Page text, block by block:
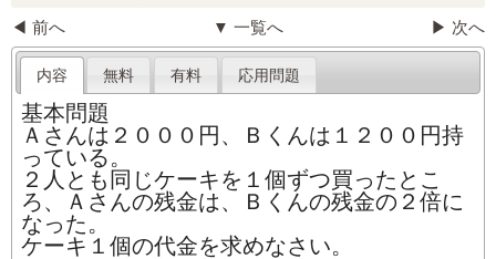
◀ 前へ ▼ 一覧へ ▶ 次へ
内容 無料 有料 応用問題
基本問題
Ａさんは２０００円、Ｂくんは１２００円持
っている。
２人とも同じケーキを１個ずつ買ったとこ
ろ、Ａさんの残金は、Ｂ くんの残金の２倍に
なった。
ケーキ１個の代金を求めなさい。